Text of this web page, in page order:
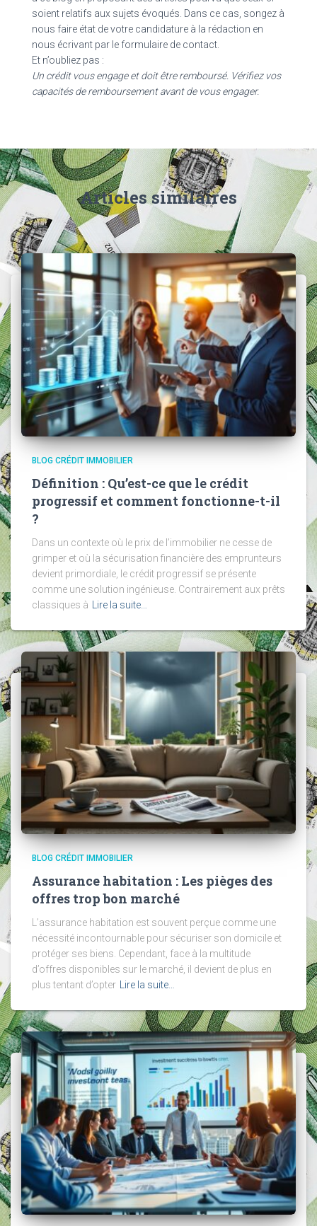
soient relatifs aux sujets évoqués. Dans ce cas, songez à
nous faire état de votre candidature à la rédaction en
nous écrivant par le formulaire de contact.
Et n’oubliez pas :
Un crédit vous engage et doit être remboursé. Vérifiez vos
capacités de remboursement avant de vous engager.
Articles similaires
BLOG CRÉDIT IMMOBILIER
Définition : Qu’est-ce que le crédit
progressif et comment fonctionne-t-il
?
Dans un contexte où le prix de l’immobilier ne cesse de
grimper et où la sécurisation financière des emprunteurs
devient primordiale, le crédit progressif se présente
comme une solution ingénieuse. Contrairement aux prêts
classiques à Lire la suite…
BLOG CRÉDIT IMMOBILIER
Assurance habitation : Les pièges des
offres trop bon marché
L’assurance habitation est souvent perçue comme une
nécessité incontournable pour sécuriser son domicile et
protéger ses biens. Cependant, face à la multitude
d’offres disponibles sur le marché, il devient de plus en
plus tentant d’opter Lire la suite…